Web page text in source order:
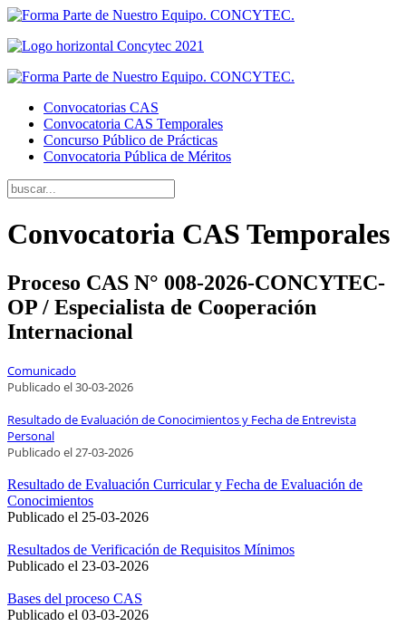
Convocatorias CAS
Convocatoria CAS Temporales
Concurso Público de Prácticas
Convocatoria Pública de Méritos
Convocatoria CAS Temporales
Proceso CAS N° 008-2026-CONCYTEC-
OP / Especialista de Cooperación
Internacional
Comunicado
Publicado el30-03-2026
Resultado de Evaluación de Conocimientos y Fecha de Entrevista
Personal
Publicado el27-03-2026
Resultado de Evaluación Curricular y Fecha de Evaluación de
Conocimientos
Publicado el 25-03-2026
Resultados de Verificación de Requisitos Mínimos
Publicado el 23-03-2026
Bases del proceso CAS
Publicado el 03-03-2026